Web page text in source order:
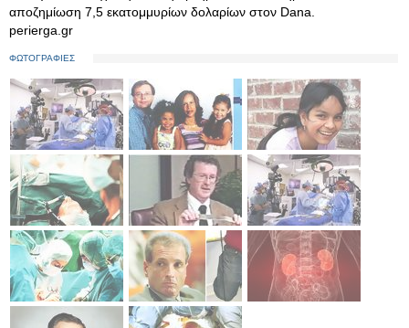
αποζημίωση 7,5 εκατομμυρίων δολαρίων στον Dana.
perierga.gr
ΦΩΤΟΓΡΑΦΙΕΣ